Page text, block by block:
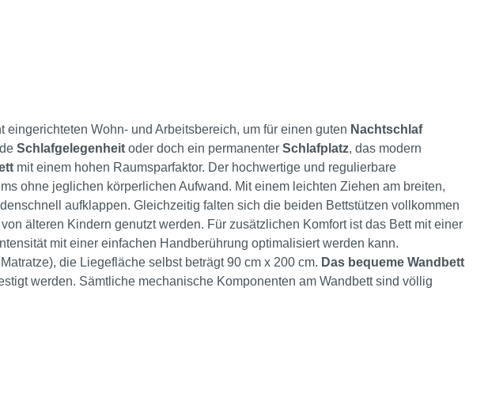
eingerichteten Wohn- und Arbeitsbereich, um für einen guten Nachtschlaf
Schlafgelegenheit oder doch ein permanenter Schlafplatz, das modern
mit einem hohen Raumsparfaktor. Der hochwertige und regulierbare
ohne jeglichen körperlichen Aufwand. Mit einem leichten Ziehen am breiten,
aufklappen. Gleichzeitig falten sich die beiden Bettstützen vollkommen
älteren Kindern genutzt werden. Für zusätzlichen Komfort ist das Bett mit einer
mit einer einfachen Handberührung optimalisiert werden kann.
die Liegefläche selbst beträgt 90 cm x 200 cm. Das bequeme Wandbett
werden. Sämtliche mechanische Komponenten am Wandbett sind völlig